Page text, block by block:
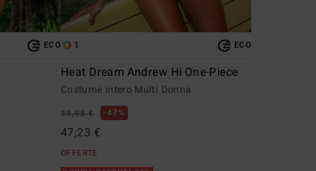
ECO 1 ECO
Heat Dream Andrew Hi One-Piece
Costume intero Multi Donna
89,95 € 47%
47,23 €
OFFERTE